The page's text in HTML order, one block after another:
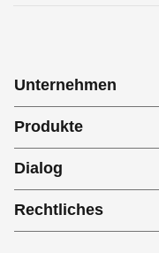
Unternehmen
Produkte
Dialog
Rechtliches